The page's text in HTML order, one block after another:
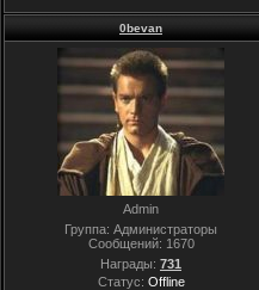
0bevan
Admin
Группа: Администраторы
Сообщений: 1670
Награды: 731
Статус: Offline